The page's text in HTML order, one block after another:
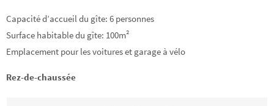
Capacité d’accueil du gîte: 6 personnes
Surface habitable du gîte: 100m²
Emplacement pour les voitures et garage à vélo
Rez-de-chaussée